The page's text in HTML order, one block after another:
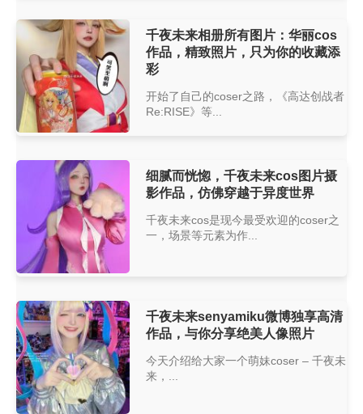
千夜未来相册所有图片：华丽cos
作品，精致照片，只为你的收藏添
彩
开始了自己的coser之路，《高达创战者
Re:RISE》等...
细腻而恍惚，千夜未来cos图片摄
影作品，仿佛穿越于异度世界
千夜未来cos是现今最受欢迎的coser之
一，场景等元素为作...
千夜未来senyamiku微博独享高清
作品，与你分享绝美人像照片
今天介绍给大家一个萌妹coser – 千夜未
来，...